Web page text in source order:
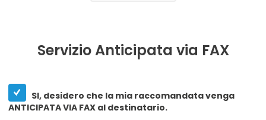
Servizio Anticipata via FAX
SI, desidero che la mia raccomandata venga
ANTICIPATA VIA FAX al destinatario.